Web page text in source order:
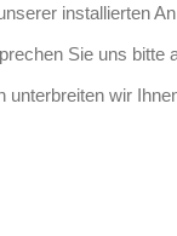
installierten
Sie uns bitte
unterbreiten wir